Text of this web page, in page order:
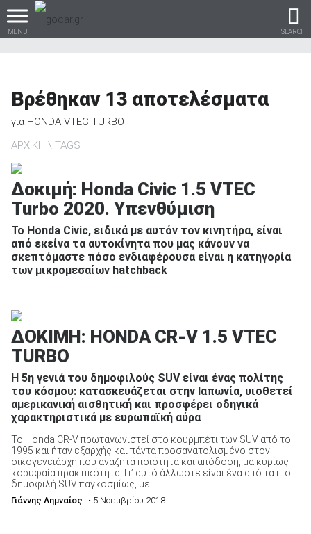
MENU SEARCH
Βρες τα πάντα για το
βρες το!
ΑΝΑΖΗΤΗΣΗ
Μεταχειρισμένα
Βρέθηκαν 13 αποτελέσματα
για HONDA VTEC TURBO
ΑΡΧΙΚΗ
TAGS
Δοκιμή: Honda Civic 1.5 VTEC
Turbo 2020. Υπενθύμιση
Το Honda Civic, ειδικά με αυτόν τον κινητήρα, είναι
από εκείνα τα αυτοκίνητα που μας κάνουν να
σκεπτόμαστε πόσο ενδιαφέρουσα είναι η κατηγορία
των μικρομεσαίων hatchback
ΔΟΚΙΜΗ: HONDA CR-V 1.5 VTEC
TURBO
Η 5η γενιά του δημοφιλούς SUV είναι ένας πολίτης
του κόσμου: κατασκευάζεται στην Ιαπωνία, υιοθετεί
αμερικανική αισθητική και προσφέρει οδηγικά
χαρακτηριστικά με ευρωπαϊκή αύρα
Το Honda CR-V πρωταγωνιστεί στο κουρμπέτι των SUV από το
1995 και ήταν εξαρχής και πάντα προσανατολισμένο στον
οικογενειάρχη που αναζητά ποιότητα και απόδοση, μα κυρίως
κορυφαία πρακτικότητα. Γι’ αυτό άλλωστε είναι ένα από τα πιο
δημοφιλή SUV παγκοσμίως, με ...
Γιάννης Λημναίος • 5 Νοεμβρίου 2018